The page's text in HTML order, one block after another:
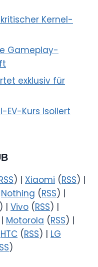
Kernel-
Gameplay-
exklusiv für
EV-Kurs isoliert
) | Xiaomi (RSS) |
Nothing (RSS) |
) | Vivo (RSS) |
Motorola (RSS) |
HTC (RSS) | LG
)